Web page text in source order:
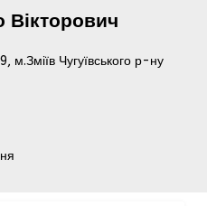
Вікторович
м.Зміїв Чугуївського р-ну